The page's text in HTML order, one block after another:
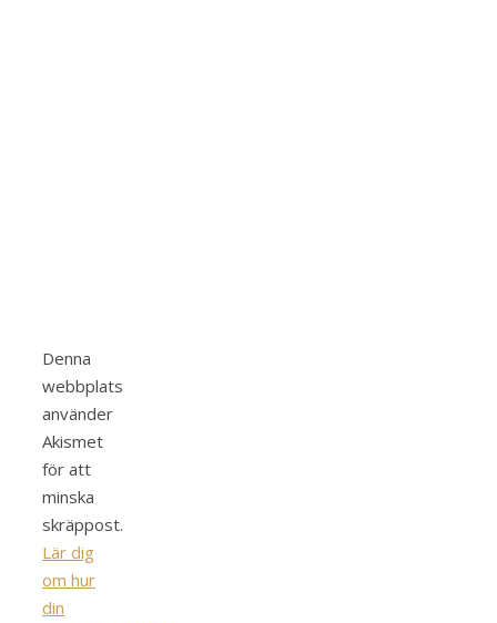
Denna
webbplats
använder
Akismet
för att
minska
skräppost.
Lär dig
om hur
din